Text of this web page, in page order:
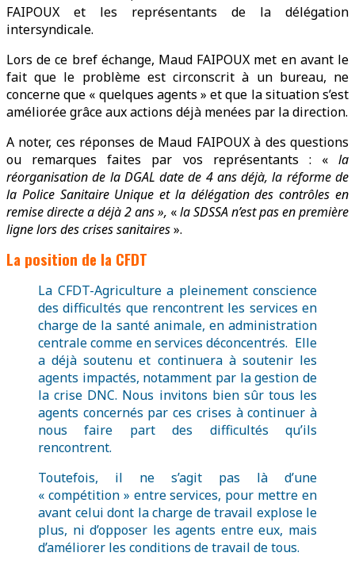
FAIPOUX et les représentants de la délégation
intersyndicale.
Lors de ce bref échange, Maud FAIPOUX met en avant le
fait que le problème est circonscrit à un bureau, ne
concerne que « quelques agents » et que la situation s’est
améliorée grâce aux actions déjà menées par la direction.
A noter, ces réponses de Maud FAIPOUX à des questions
ou remarques faites par vos représentants : « la
réorganisation de la DGAL date de 4 ans déjà, la réforme de
la Police Sanitaire Unique et la délégation des contrôles en
remise directe a déjà 2 ans », «la SDSSAn’est pas en première
ligne lors des crises sanitaires».
La position de la CFDT
La CFDT-Agriculture a pleinement conscience
des difficultés que rencontrent les services en
charge de la santé animale, en administration
centrale comme en services déconcentrés. Elle
a déjà soutenu et continuera à soutenir les
agents impactés, notamment par la gestion de
la crise DNC. Nous invitons bien sûr tous les
agents concernés par ces crises à continuer à
nous faire part des difficultés qu’ils
rencontrent.
Toutefois, il ne s’agit pas là d’une
« compétition » entre services, pour mettre en
avant celui dont la charge de travail explose le
plus, ni d’opposer les agents entre eux, mais
d’améliorer les conditions de travail de tous.